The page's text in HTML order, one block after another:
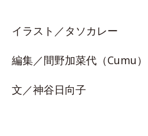
イラスト／タソカレー
編集／間野加菜代（Cumu）
文／神谷日向子